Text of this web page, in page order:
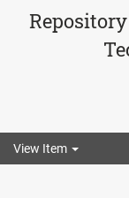
View Item